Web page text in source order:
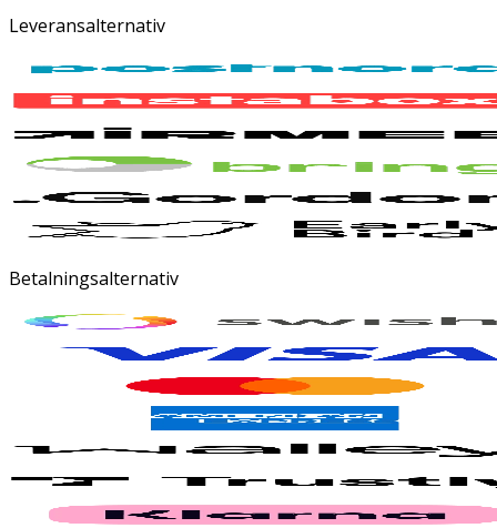
Leveransalternativ
Betalningsalternativ